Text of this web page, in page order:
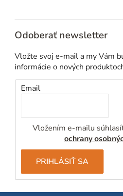
k
y
ý
i
s
u
Odoberať newsletter
Vložte svoj e-mail a my Vám
informácie o nových
Email
Vložením e-mailu
ochrany
PRIHLÁSIŤ SA